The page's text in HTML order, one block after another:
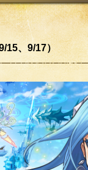
15、9/17）